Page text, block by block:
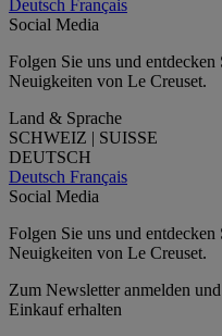
Deutsch Français
Social Media
Folgen Sie uns und
Neuigkeiten von Le Creuset.
Land & Sprache
SCHWEIZ | SUISSE
DEUTSCH
Deutsch Français
Social Media
Folgen Sie uns und
Neuigkeiten von Le Creuset.
Zum Newsletter anmelden
Einkauf erhalten